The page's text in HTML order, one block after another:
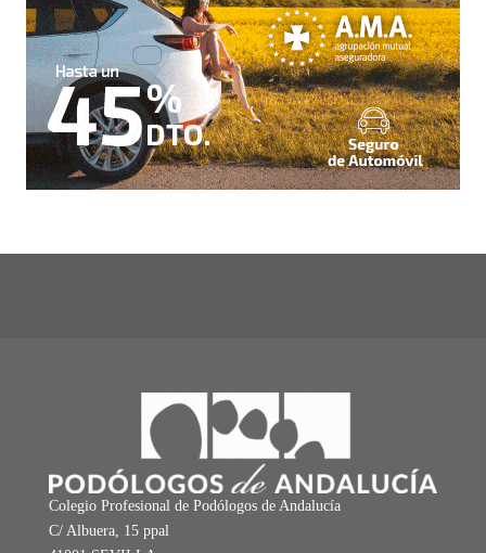
Colegio Profesional de Podólogos de Andalucía
C/ Albuera, 15 ppal